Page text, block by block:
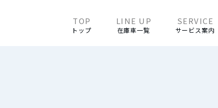
トップ 在庫車一覧 サービス案内